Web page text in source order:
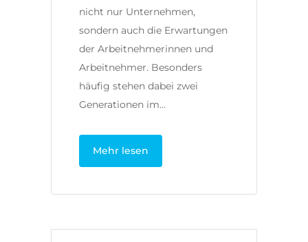
nicht nur Unternehmen,
sondern auch die Erwartungen
der Arbeitnehmerinnen und
Arbeitnehmer. Besonders
häufig stehen dabei zwei
Generationen im…
Mehr lesen